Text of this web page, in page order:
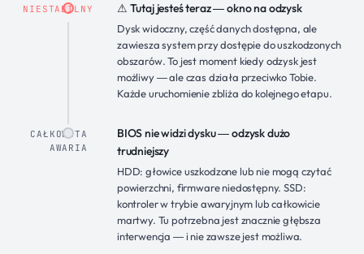
NIESTABILNY ⚠ Tutaj jesteś teraz — okno na odzysk
Dysk widoczny, część danych dostępna, ale
zawiesza system przy dostępie do uszkodzonych
obszarów. To jest moment kiedy odzysk jest
możliwy — ale czas działa przeciwko Tobie.
Każde uruchomienie zbliża do kolejnego etapu.
CAŁKOWITA
AWARIA
BIOS nie widzi dysku — odzysk dużo
trudniejszy
HDD: głowice uszkodzone lub nie mogą czytać
powierzchni, firmware niedostępny. SSD:
kontroler w trybie awaryjnym lub całkowicie
martwy. Tu potrzebna jest znacznie głębsza
interwencja — i nie zawsze jest możliwa.